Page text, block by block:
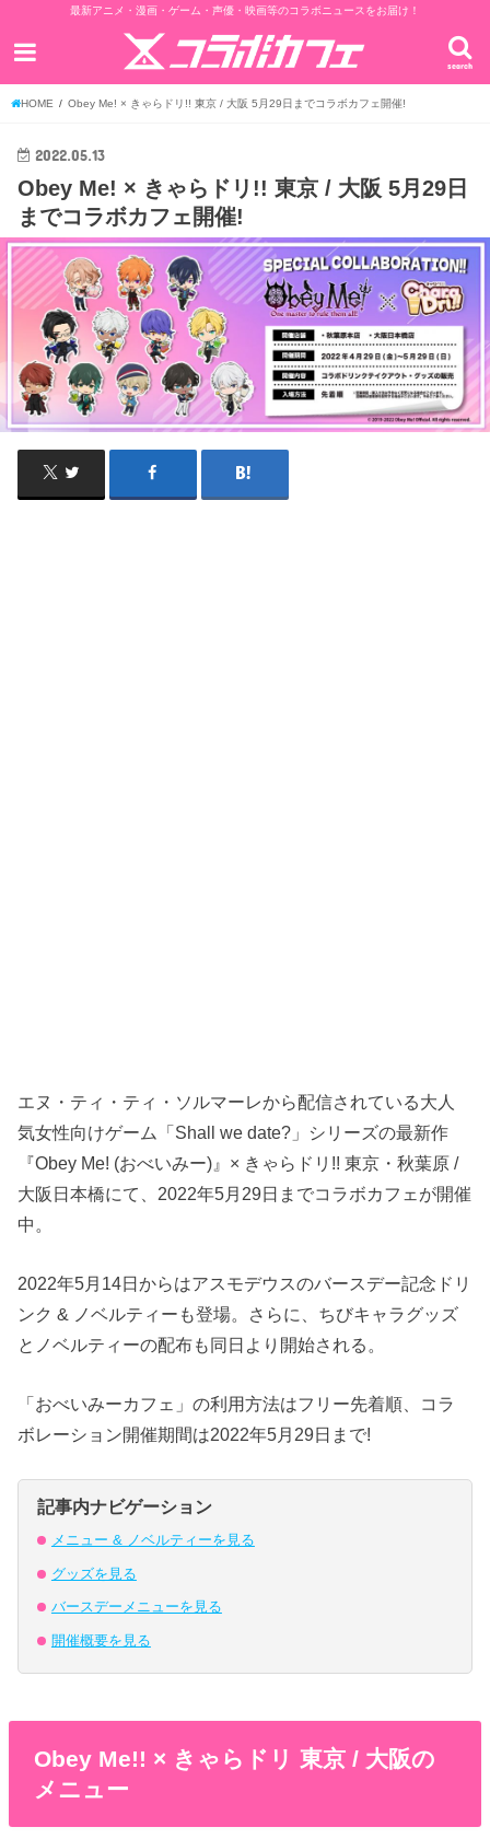
最新アニメ・漫画・ゲーム・声優・映画等のコラボニュースをお届け！
search
HOME Obey Me! × きゃらドリ!! 東京 / 大阪 5月29日までコラボカフェ開催!
2022.05.13
Obey Me! × きゃらドリ!! 東京 / 大阪 5月29日
までコラボカフェ開催!
エヌ・ティ・ティ・ソルマーレから配信されている大人
気女性向けゲーム「Shall we date?」シリーズの最新作
『Obey Me! (おべいみー)』× きゃらドリ!! 東京・秋葉原 /
大阪日本橋にて、2022年5月29日までコラボカフェが開催
中。
2022年5月14日からはアスモデウスのバースデー記念ドリ
ンク & ノベルティーも登場。さらに、ちびキャラグッズ
とノベルティーの配布も同日より開始される。
「おべいみーカフェ」の利用方法はフリー先着順、コラ
ボレーション開催期間は2022年5月29日まで!
記事内ナビゲーション
メニュー & ノベルティーを見る
グッズを見る
バースデーメニューを見る
開催概要を見る
Obey Me!! × きゃらドリ 東京 / 大阪の
メニュー